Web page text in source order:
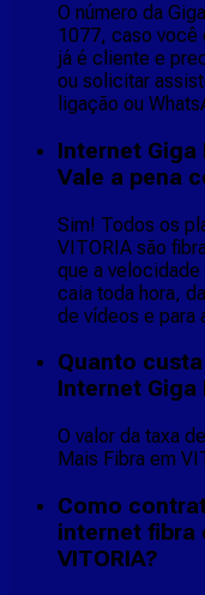
O número da
1077, caso você
já é cliente e
ou solicitar
ligação ou
Internet Giga
Vale a pena
Sim! Todos os
VITORIA são
que a
caia toda hora,
de vídeos e para
Quanto
Internet Giga
O valor da taxa
Mais Fibra em
Como
internet fibra
VITORIA?